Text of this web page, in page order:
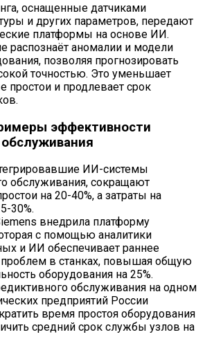
оснащенные датчиками
и других параметров, передают
платформы на основе ИИ.
распознаёт аномалии и модели
позволяя прогнозировать
точностью. Это уменьшает
простои и продлевает срок
эффективности
ИИ-системы
обслуживания, сокращают
на 20-40%, а затраты на
30%.
внедрила платформу
с помощью аналитики
и ИИ обеспечивает раннее
в станках, повышая общую
оборудования на 25%.
обслуживания на одном
предприятий России
время простоя оборудования
средний срок службы узлов на